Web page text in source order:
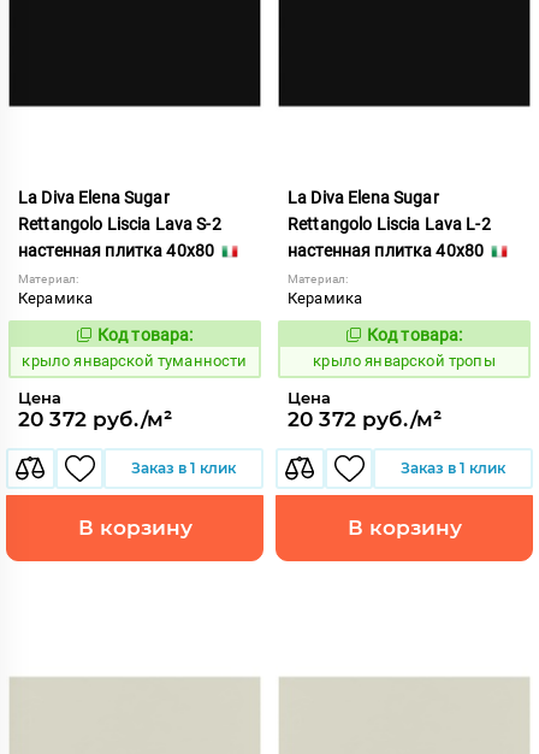
La Diva Elena Sugar
Rettangolo Liscia Lava S-2
настенная плитка 40x80
Материал:
Керамика
843484
Код товара:
крыло январской туманности
Цена
20 372 руб./м²
Заказ в 1 клик
В корзину
La Diva Elena Sugar
Rettangolo Liscia Lava L-2
настенная плитка 40x80
Материал:
Керамика
843483
Код товара:
крыло январской тропы
Цена
20 372 руб./м²
Заказ в 1 клик
В корзину